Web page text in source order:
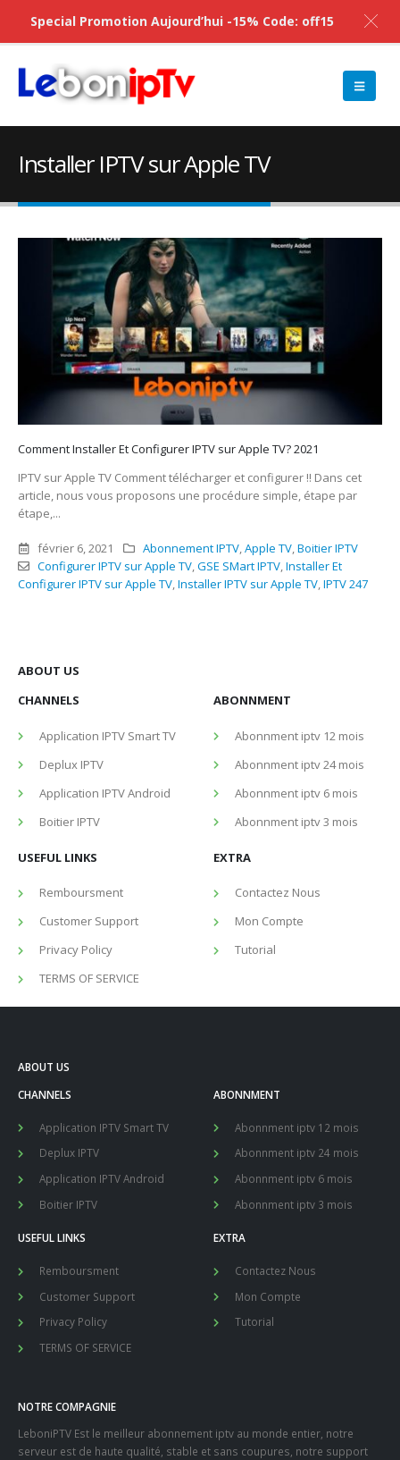
Installer IPTV sur Apple TV
Comment Installer Et Configurer IPTV sur Apple TV? 2021
IPTV sur Apple TV Comment télécharger et configurer !! Dans cet
article, nous vous proposons une procédure simple, étape par
étape,...
février 6, 2021 Abonnement IPTV,Apple TV,Boitier IPTV
Configurer IPTV sur Apple TV,GSE SMart IPTV,Installer Et
Configurer IPTV sur Apple TV,Installer IPTV sur Apple TV,IPTV 247
ABOUT US
CHANNELS
Application IPTV Smart TV
Deplux IPTV
Application IPTV Android
Boitier IPTV
ABONNMENT
Abonnment iptv 12 mois
Abonnment iptv 24 mois
Abonnment iptv 6 mois
Abonnment iptv 3 mois
USEFUL LINKS
Remboursment
Customer Support
Privacy Policy
TERMS OF SERVICE
EXTRA
Contactez Nous
Mon Compte
Tutorial
ABOUT US
CHANNELS
Application IPTV Smart TV
Deplux IPTV
Application IPTV Android
Boitier IPTV
ABONNMENT
Abonnment iptv 12 mois
Abonnment iptv 24 mois
Abonnment iptv 6 mois
Abonnment iptv 3 mois
USEFUL LINKS
Remboursment
Customer Support
Privacy Policy
TERMS OF SERVICE
EXTRA
Contactez Nous
Mon Compte
Tutorial
NOTRE COMPAGNIE
LeboniPTV Est le meilleur abonnement iptv au monde entier, notre
serveur est de haute qualité, stable et sans coupures, notre support
Special Promotion Aujourd’hui -15% Code: off15